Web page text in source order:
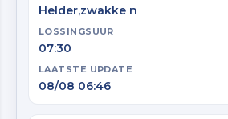
Helder,zwakke n
LOSSINGSUUR
07:30
LAATSTE UPDATE
08/08 06:46